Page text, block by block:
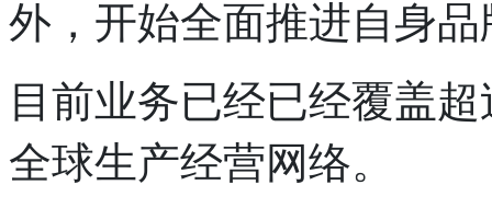
外，开始全面推进自身
目前业务已经已经覆盖
全球生产经营网络。